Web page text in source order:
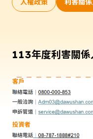
公司概況
企業永續
永續發展
環境永續
供應鏈管理
社會參與
大武山牧場科技股
Copyright © 2024
人權政策 利害關
113年度利害關係